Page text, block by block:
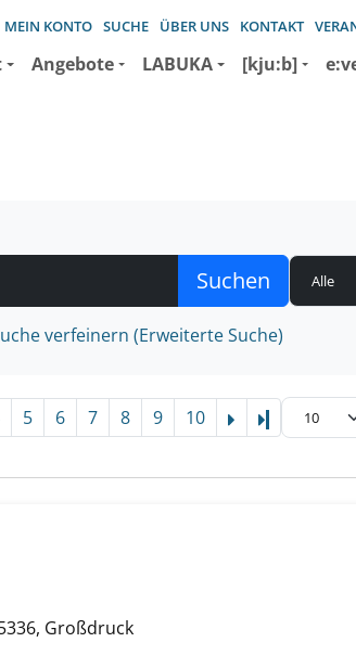
MEIN KONTO SUCHE ÜBER UNS KONTAKT
Angebote LABUKA [kju:b]
verfeinern (Erweiterte Suche)
5 6 7 8 9 10 Letzte
Großdruck